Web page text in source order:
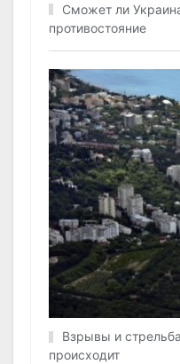
Сможет ли
противостояние
Взрывы и
происходит